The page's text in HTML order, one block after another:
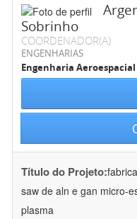
Sobrinho
COORDENADOR(A)
ENGENHARIAS
Engenharia Aeroespacial
Título do Projeto:
saw de aln e gan micro-
plasma